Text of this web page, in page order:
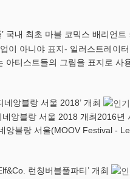
국내 최초 마블 코믹스 배리언트
이 아니야 표지- 일러스트레이
아티스트들의 그림을 표지로 사
네앙블랑 서울 2018’ 개최
앙블랑 서울 2018 개최2016
앙블랑 서울(MOOV Festival -
런칭버블풀파티’ 개최